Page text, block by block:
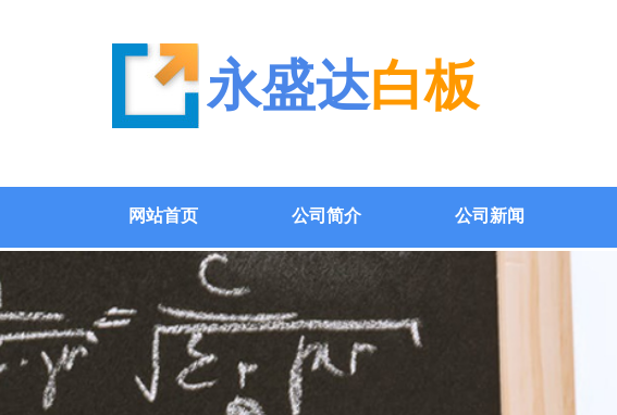
永盛达白板
网站首页 公司简介 公司新闻